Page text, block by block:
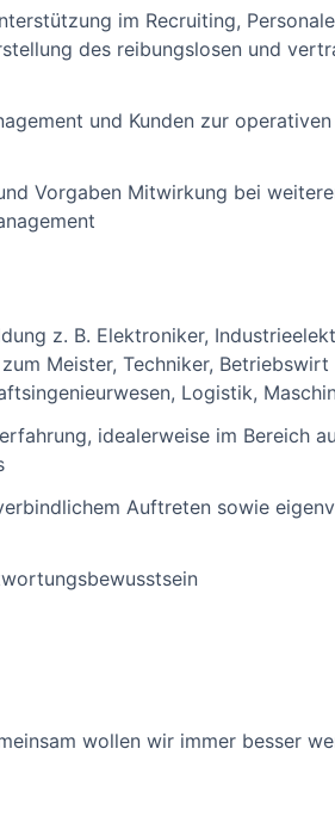
im Recruiting,
des reibungslosen und
und Kunden zur
Vorgaben Mitwirkung bei
z. B. Elektroniker,
Meister, Techniker,
Logistik,
idealerweise im Bereich
Auftreten sowie
wollen wir immer besser